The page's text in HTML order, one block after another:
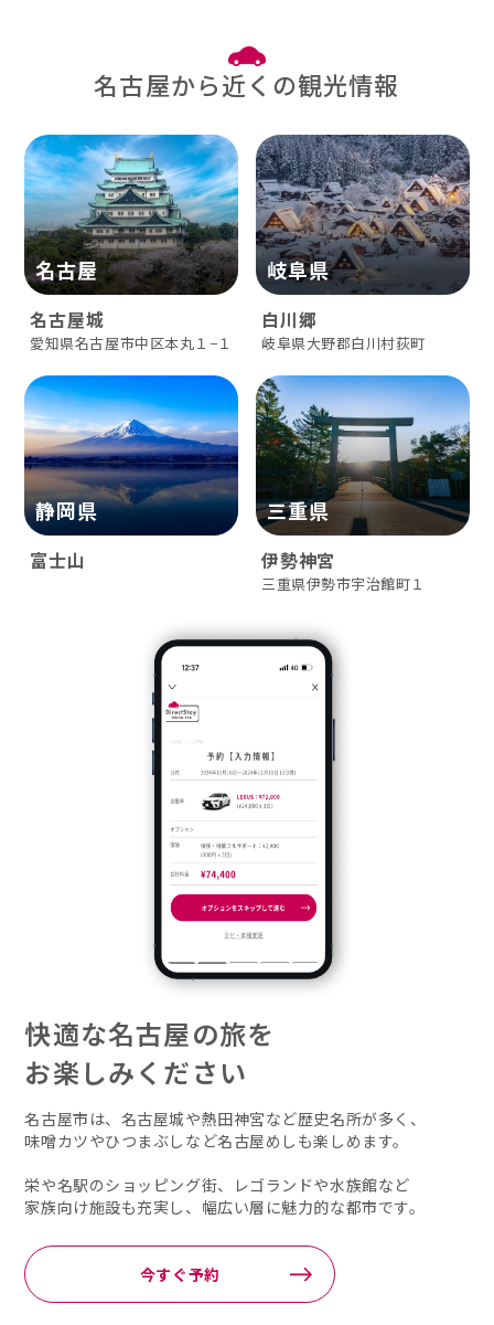
名古屋から近くの観光情報
名古屋
名古屋城
愛知県名古屋市中区本丸１−１
岐阜県
白川郷
岐阜県大野郡白川村荻町
静岡県
富士山
三重県
伊勢神宮
三重県伊勢市宇治館町１
快適な名古屋の旅を
お楽しみください
名古屋市は、名古屋城や熱田神宮など歴史名所が多く、
味噌カツやひつまぶしなど名古屋めしも楽しめます。
栄や名駅のショッピング街、レゴランドや水族館など
家族向け施設も充実し、幅広い層に魅力的な都市です。
今すぐ予約